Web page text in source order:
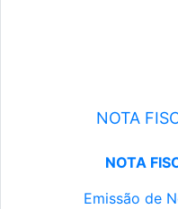
NOTA
NOTA
Emissão de